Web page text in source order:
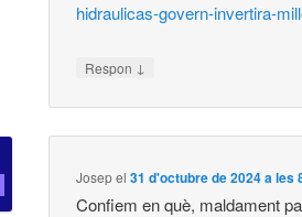
hidraulicas-govern-invertira-
Respon ↓
Josepel31 d'octubre de 2024 a les
Confiem en què, maldament